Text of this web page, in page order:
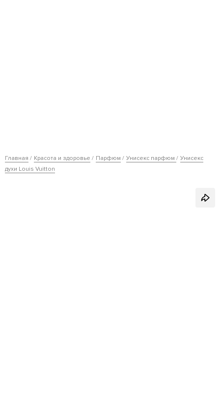
Главная Красота и здоровье Парфюм Унисекс парфюм
Унисекс
духи Louis Vuitton